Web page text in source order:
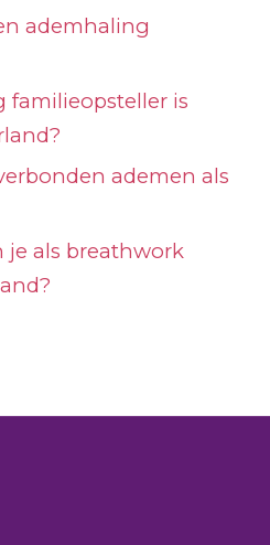
ademhaling
familieopsteller is
ademen als
je als breathwork